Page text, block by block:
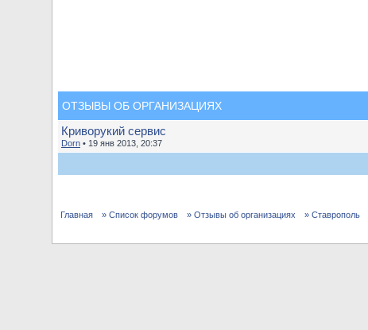
ОТЗЫВЫ ОБ ОРГАНИЗАЦИЯХ
Криворукий сервис
Dorn • 19 янв 2013, 20:37
Главная » Список форумов » Отзывы об организациях » Ставрополь